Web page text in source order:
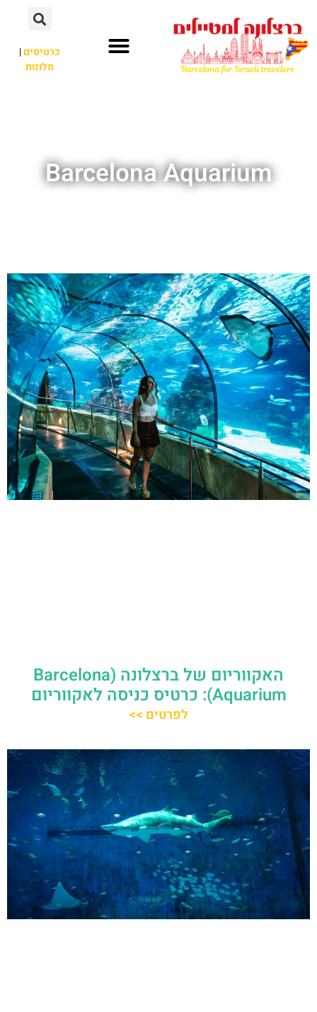
כרטיסים|
מלונות
Barcelona Aquarium
האקווריום של ברצלונה (Barcelona
Aquarium): כרטיס כניסה לאקווריום
לפרטים >>